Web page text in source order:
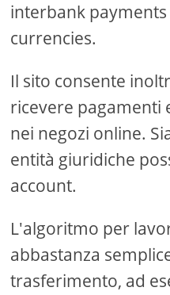
interbank
currencies.
Il sito consente
ricevere pagamenti
nei negozi online.
entità giuridiche
account.
L'algoritmo per
abbastanza
trasferimento, ad